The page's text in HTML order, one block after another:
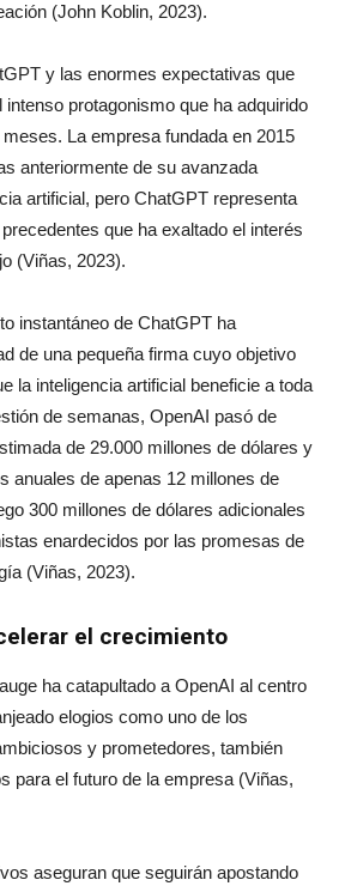
(John Koblin, 2023).
y las enormes expectativas que
intenso protagonismo que ha adquirido
La empresa fundada en 2015
anteriormente de su avanzada
artificial, pero ChatGPT representa
que ha exaltado el interés
(Viñas, 2023).
instantáneo de ChatGPT ha
de una pequeña firma cuyo objetivo
la inteligencia artificial beneficie a toda
de semanas, OpenAI pasó de
de 29.000 millones de dólares y
anuales de apenas 12 millones de
300 millones de dólares adicionales
enardecidos por las promesas de
(Viñas, 2023).
el crecimiento
ha catapultado a OpenAI al centro
elogios como uno de los
y prometedores, también
para el futuro de la empresa (Viñas,
aseguran que seguirán apostando